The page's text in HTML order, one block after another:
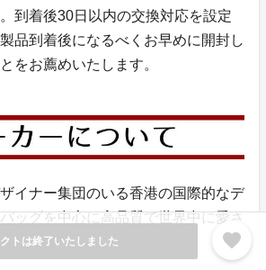
トは終了いたしました favorite
到着後30日以内の交換対応を設定
品到着後になるべくお早めに開封し
をお薦めいたします。
イナー集団のいる香港の国際的なデ
ッグを中心に高品質で世界中に愛さ
開しています。